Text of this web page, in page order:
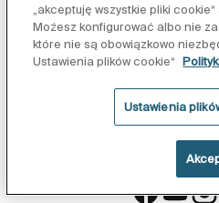
O nas
„akceptuję wszystkie pliki
Możesz konfigurować albo nie
które nie są obowiązkowo
Ustawienia plików cookie“
Ustawienia